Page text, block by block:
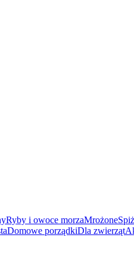
Ryby i owoce morzaMrożone
Domowe porządkiDla zwierząt